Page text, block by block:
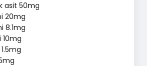
asit 50mg
20mg
8.1mg
10mg